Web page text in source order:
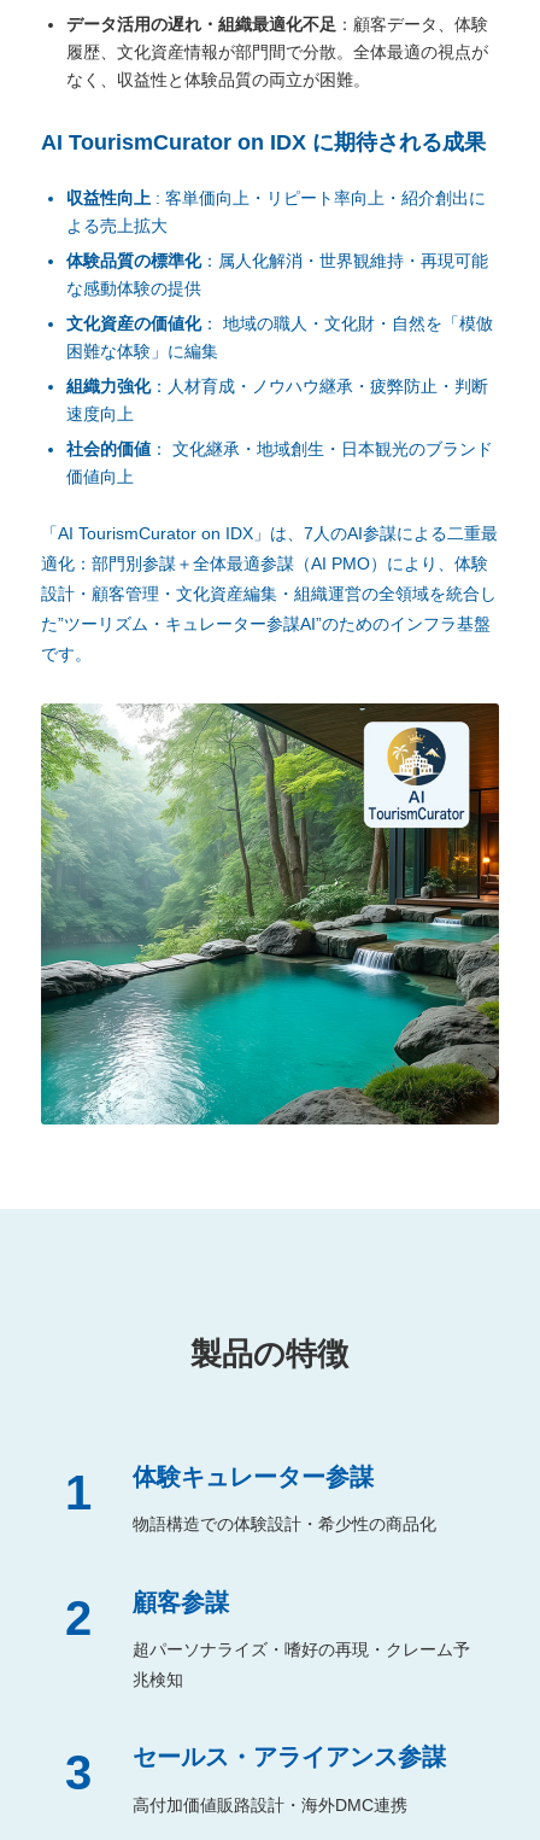
データ活用の遅れ・組織最適化不足 ：顧客データ、体験
履歴、文化資産情報が部門間で分散。全体最適の視点が
なく、収益性と体験品質の両立が困難。
AI TourismCurator on IDX に期待される成果
収益性向上 : 客単価向上・リピート率向上・紹介創出に
よる売上拡大
体験品質の標準化：属人化解消・世界観維持・再現可能
な感動体験の提供
文化資産の価値化： 地域の職人・文化財・自然を「模倣
困難な体験」に編集
組織力強化：人材育成・ノウハウ継承・疲弊防止・判断
速度向上
社会的価値： 文化継承・地域創生・日本観光のブランド
価値向上
「AI TourismCurator on IDX」は、7人のAI参謀による二重最
適化：部門別参謀＋全体最適参謀（AI PMO）により、体験
設計・顧客管理・文化資産編集・組織運営の全領域を統合し
た”ツーリズム・キュレーター参謀AI”のためのインフラ基盤
です。
製品の特徴
1 体験キュレーター参謀
物語構造での体験設計・希少性の商品化
2 顧客参謀
超パーソナライズ・嗜好の再現・クレーム予
兆検知
3 セールス・アライアンス参謀
高付加価値販路設計・海外DMC連携